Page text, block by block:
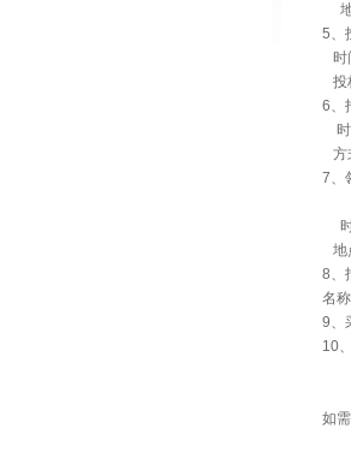
地
5、
时
投
6、
时
方
7、
时
地
8、
名
9、
10
如